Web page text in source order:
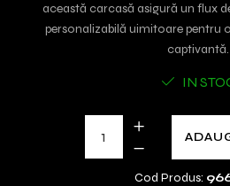
această carcasă asigură un flux
personalizabilă uimitoare pentru
captivantă.
IN
Cod Produs: